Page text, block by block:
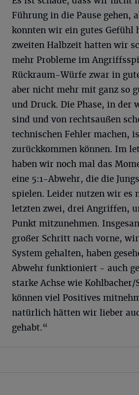
Führung in die Pause gehen,
konnten wir ein gutes Gefühl
zweiten Halbzeit hatten wir
mehr Probleme im
Rückraum-Würfe zwar in
aber nicht mehr mit ganz so
und Druck. Die Phase, in der
sind und von rechtsaußen
technischen Fehler machen,
zurückkommen können. Im
haben wir noch mal das
eine 5:1-Abwehr, die die
spielen. Leider nutzen wir es
letzten zwei, drei Angriffen,
Punkt mitzunehmen.
großer Schritt nach vorne,
System gehalten, haben
Abwehr funktioniert - auch
starke Achse wie
können viel Positives
natürlich hätten wir lieber
gehabt.“